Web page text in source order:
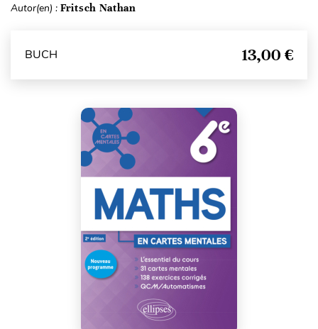
Autor(en) : Fritsch Nathan
BUCH 13,00 €